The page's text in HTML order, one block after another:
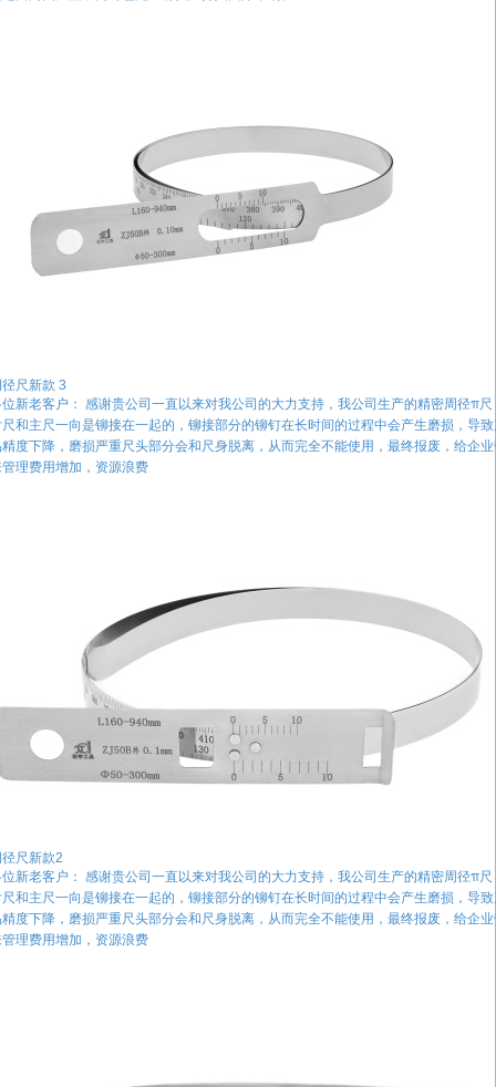
尺新款 3
新老客户： 感谢贵公司一直以来对我公司的大力支持，我公司生产的精密周径π尺
和主尺一向是铆接在一起的，铆接部分的铆钉在长时间的过程中会产生磨损，导
度下降，磨损严重尺头部分会和尺身脱离，从而完全不能使用，最终报废，给企
理费用增加，资源浪费
尺新款2
新老客户： 感谢贵公司一直以来对我公司的大力支持，我公司生产的精密周径π尺
和主尺一向是铆接在一起的，铆接部分的铆钉在长时间的过程中会产生磨损，导
度下降，磨损严重尺头部分会和尺身脱离，从而完全不能使用，最终报废，给企
理费用增加，资源浪费